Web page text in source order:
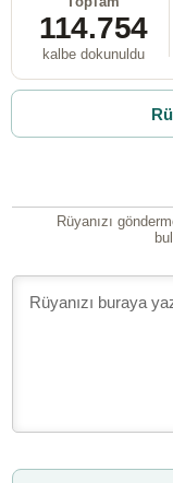
114.754
kalbe dokunuldu
Rüyanızı